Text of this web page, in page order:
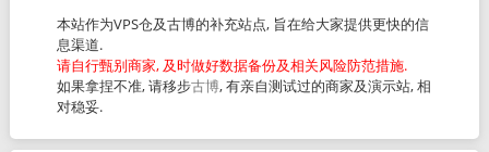
本站作为VPS仓及古博的补充站点, 旨在给大家提供更快的信
息渠道.
请自行甄别商家, 及时做好数据备份及相关风险防范措施.
如果拿捏不准, 请移步古博, 有亲自测试过的商家及演示站, 相
对稳妥.